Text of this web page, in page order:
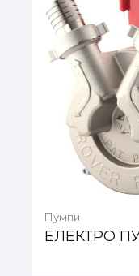
Пумпи
ЕЛЕКТРО